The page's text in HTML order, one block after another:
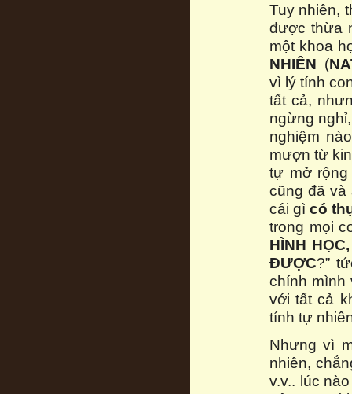
Tuy nhiên,
được thừa
một khoa
NHIÊN (
vì lý tính
tất cả,
ngừng
nghiệm
mượn từ
tự mở
cũng đã và
cái gì có
trong mọi
HÌNH
ĐƯỢC?”
chính mình
với tất cả
tính tự
Nhưng vì
nhiên,
v.v.. lúc